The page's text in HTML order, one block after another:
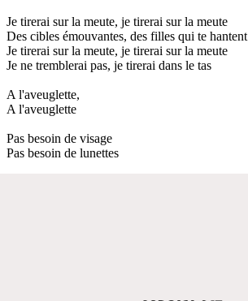
Je tirerai sur la meute, je tirerai sur la meute
Des cibles émouvantes, des filles qui te hantent
Je tirerai sur la meute, je tirerai sur la meute
Je ne tremblerai pas, je tirerai dans le tas
A l'aveuglette,
A l'aveuglette
Pas besoin de visage
Pas besoin de lunettes